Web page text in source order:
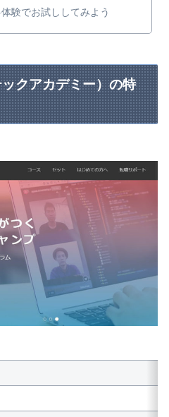
験でお試ししてみよう
クアカデミー）の特